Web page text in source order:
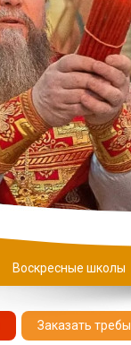
Воскресные школы
Заказать требы